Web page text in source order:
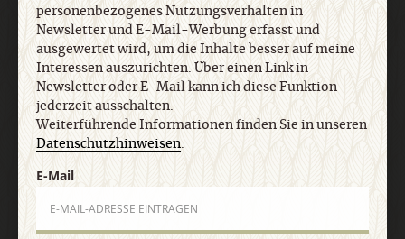
E-Mail
personenbezogenes Nutzungsverhalten in
Newsletter und E-Mail-Werbung erfasst und
ausgewertet wird, um die Inhalte besser auf meine
Interessen auszurichten. Über einen Link in
Newsletter oder E-Mail kann ich diese Funktion
jederzeit ausschalten.
Weiterführende Informationen finden Sie in unseren
Datenschutzhinweisen.
E-Mail